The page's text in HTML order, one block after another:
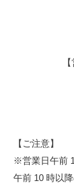
【ご注意】
※営業日午前
午前 10 時以